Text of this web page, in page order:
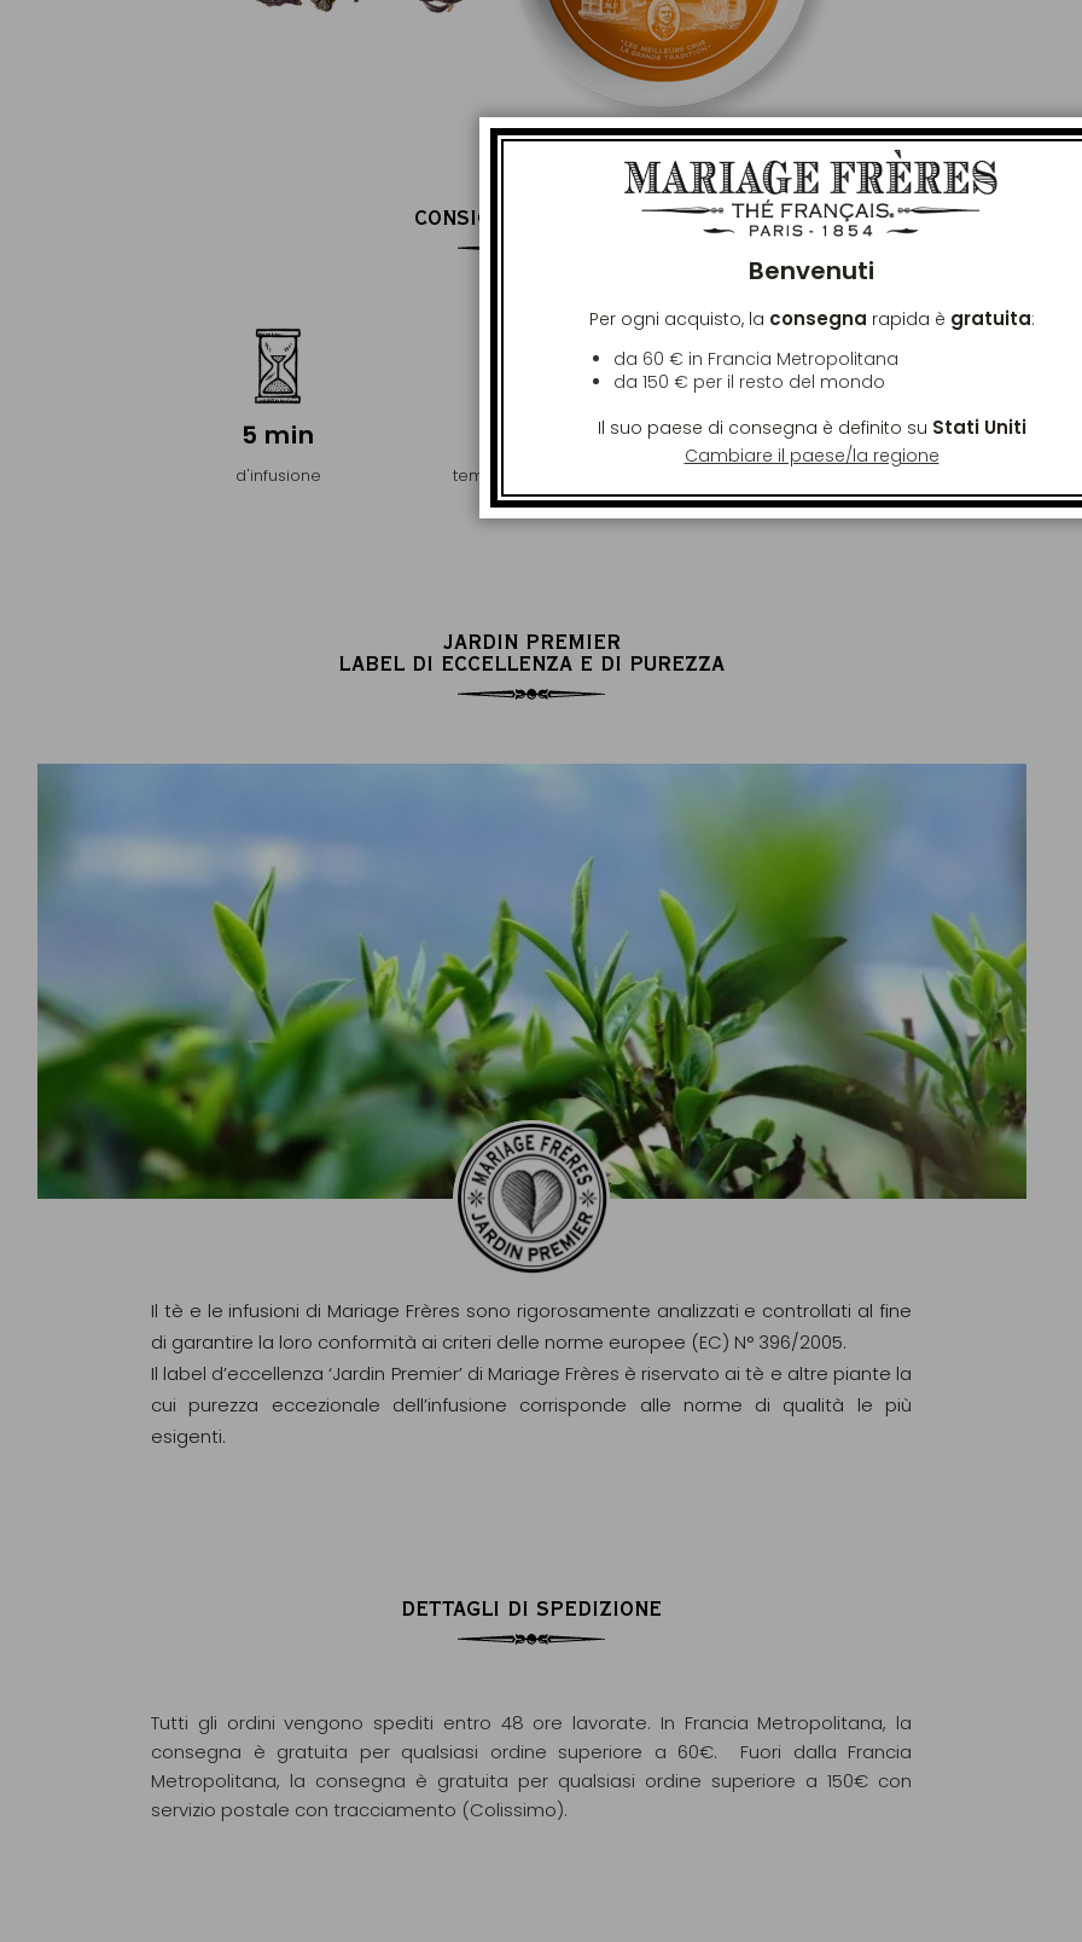
CONSIGLI D’INFUSIONE
5 min
d'infusione
temperatura ideale
d'infusione
2,5g
JARDIN PREMIER
LABEL DI ECCELLENZA E DI PUREZZA
Il tè e le infusioni di Mariage Frères sono rigorosamente analizzati e controllati al fine
di garantire la loro conformità ai criteri delle norme europee (EC) N° 396/2005.
Il label d’eccellenza ‘Jardin Premier’ di Mariage Frères è riservato ai tè e altre piante la
cui purezza eccezionale dell’infusione corrisponde alle norme di qualità le più
esigenti.
DETTAGLI DI SPEDIZIONE
Tutti gli ordini vengono spediti entro 48 ore lavorate. In Francia Metropolitana, la
consegna è gratuita per qualsiasi ordine superiore a 60€. Fuori dalla Francia
Metropolitana, la consegna è gratuita per qualsiasi ordine superiore a 150€ con
servizio postale con tracciamento (Colissimo).
Benvenuti
Per ogni acquisto, la consegna rapida è gratuita:
da 60 € in Francia Metropolitana
da 150 € per il resto del mondo
Il suo paese di consegna è definito su Stati Uniti
Cambiare il paese/la regione